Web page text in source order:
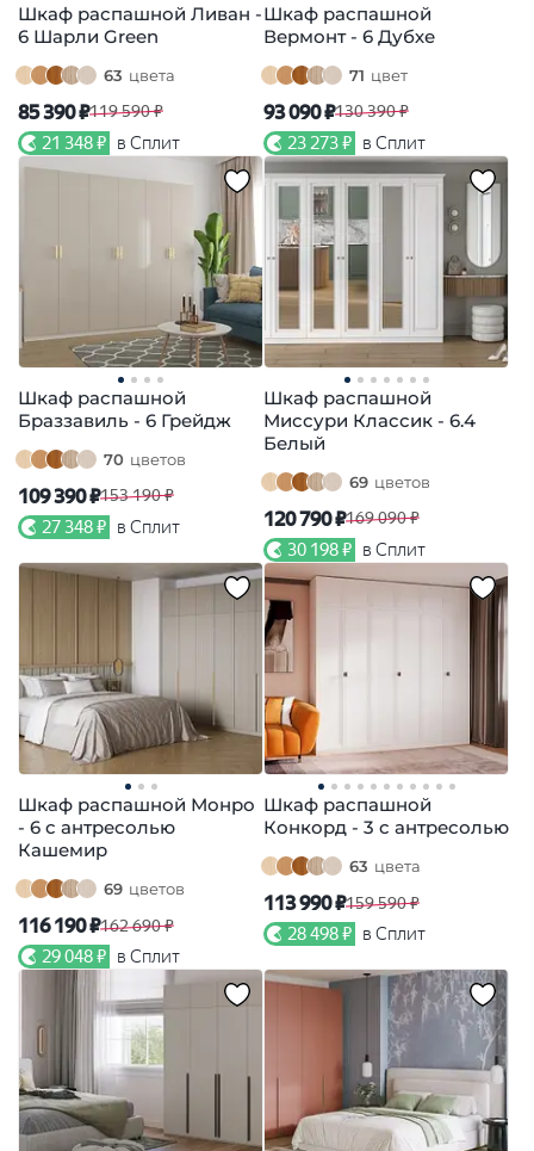
Шкаф распашной Ливан -
6 Шарли Green
63 цвета
85 390 ₽119 590 ₽
21 348 ₽ в Сплит
Шкаф распашной
Вермонт - 6 Дубхе
71 цвет
93 090 ₽130 390 ₽
23 273 ₽ в Сплит
Шкаф распашной
Браззавиль - 6 Грейдж
70 цветов
109 390 ₽153 190 ₽
27 348 ₽ в Сплит
Шкаф распашной
Миссури Классик - 6.4
Белый
69 цветов
120 790 ₽169 090 ₽
30 198 ₽ в Сплит
Шкаф распашной Монро
- 6 с антресолью
Кашемир
69 цветов
116 190 ₽162 690 ₽
29 048 ₽ в Сплит
Шкаф распашной
Конкорд - 3 с антресолью
63 цвета
113 990 ₽159 590 ₽
28 498 ₽ в Сплит